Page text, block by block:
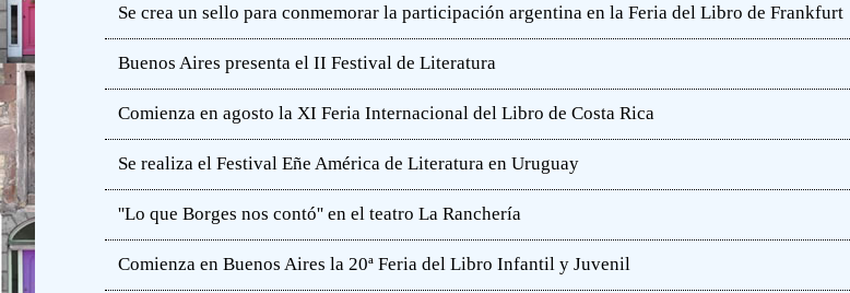
Se crea un sello para conmemorar la participación argentina en la Feria del Libro de Frankfurt
Buenos Aires presenta el II Festival de Literatura
Comienza en agosto la XI Feria Internacional del Libro de Costa Rica
Se realiza el Festival Eñe América de Literatura en Uruguay
''Lo que Borges nos contó'' en el teatro La Ranchería
Comienza en Buenos Aires la 20ª Feria del Libro Infantil y Juvenil